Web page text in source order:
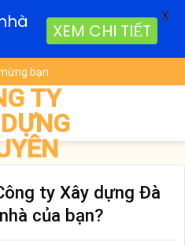
bạn
TY
ty Xây dựng Đà
của bạn?
XEM CHI TIẾT
X